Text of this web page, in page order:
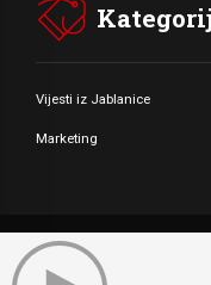
Vijesti iz Jablanice
Marketing
© Copyright by Radio